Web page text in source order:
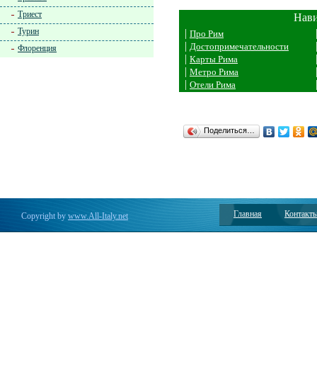
| Про Рим
| Достопримечательности
| Карты Рима
| Метро Рима
| Отели Рима
Поделиться…
Триест
Турин
Флоренция
Copyright by www.All-Italy.net Главная